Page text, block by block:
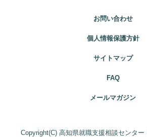
お問い合わせ
個人情報保護方針
サイトマップ
FAQ
メールマガジン
Copyright(C) 高知県就職支援相談センタ